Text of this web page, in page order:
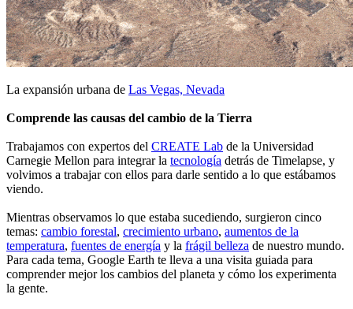
La expansión urbana de Las Vegas, Nevada
Comprende las causas del cambio de la Tierra
Trabajamos con expertos del CREATE Lab de la Universidad
Carnegie Mellon para integrar la tecnología detrás de Timelapse, y
volvimos a trabajar con ellos para darle sentido a lo que estábamos
viendo.
Mientras observamos lo que estaba sucediendo, surgieron cinco
temas: cambio forestal, crecimiento urbano, aumentos de la
temperatura, fuentes de energía y la frágil belleza de nuestro mundo.
Para cada tema, Google Earth te lleva a una visita guiada para
comprender mejor los cambios del planeta y cómo los experimenta
la gente.